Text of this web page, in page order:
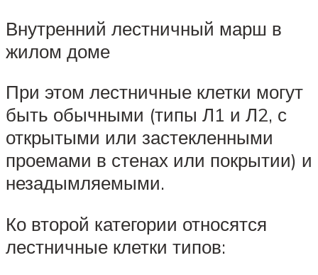
Внутренний лестничный марш в
жилом доме
При этом лестничные клетки могут
быть обычными (типы Л1 и Л2, с
открытыми или застекленными
проемами в стенах или покрытии) и
незадымляемыми.
Ко второй категории относятся
лестничные клетки типов: